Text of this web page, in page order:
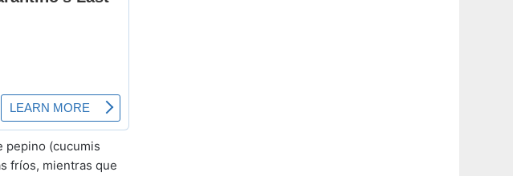
pepino (cucumis
fríos, mientras que